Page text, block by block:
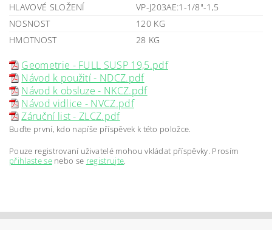
HLAVOVÉ SLOŽENÍ
VP-J203AE:1-1/8"-1,5
NOSNOST
120 KG
HMOTNOST
28 KG
Geometrie - FULL SUSP 19,5.pdf
Návod k použití - NDCZ.pdf
Návod k obsluze - NKCZ.pdf
Návod vidlice - NVCZ.pdf
Záruční list - ZLCZ.pdf
Buďte první, kdo napíše příspěvek k této položce.
Pouze registrovaní uživatelé mohou vkládat příspěvky. Prosím
přihlaste senebo se registrujte.